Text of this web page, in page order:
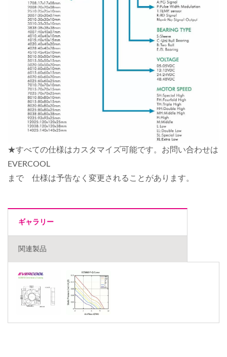
★すべての仕様はカスタマイズ可能です。お問い合わせは
EVERCOOL
まで 仕様は予告なく変更されることがあります。
ギャラリー
関連製品